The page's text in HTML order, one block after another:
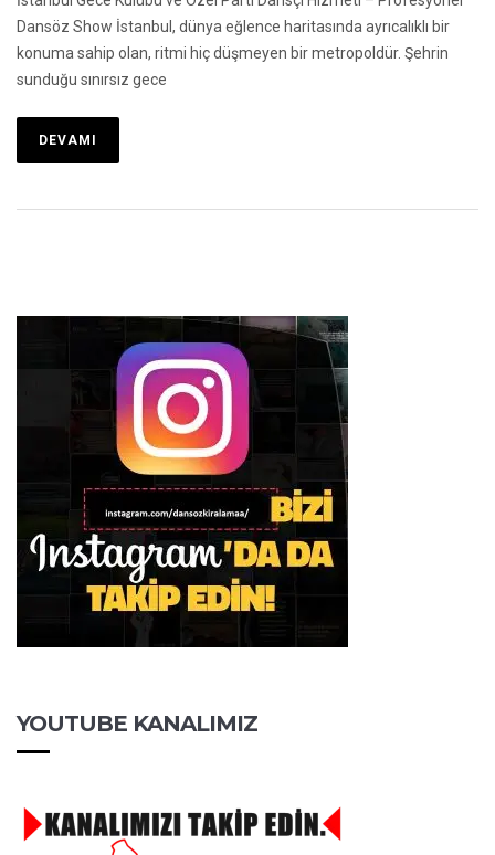
Dansöz Show İstanbul, dünya eğlence haritasında ayrıcalıklı bir
konuma sahip olan, ritmi hiç düşmeyen bir metropoldür. Şehrin
sunduğu sınırsız gece
DEVAMI
YOUTUBE KANALIMIZ